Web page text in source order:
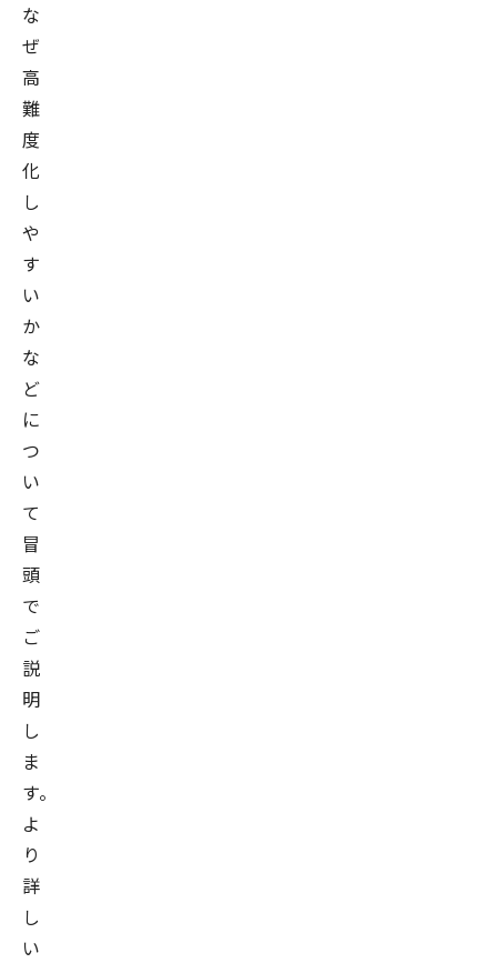
な
ぜ
高
難
度
化
し
や
す
い
か
な
ど
に
つ
い
て
冒
頭
で
ご
説
明
し
ま
す。
よ
り
詳
し
い